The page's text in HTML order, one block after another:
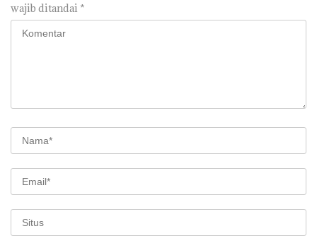
wajib ditandai *